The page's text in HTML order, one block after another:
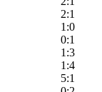
2:1
1:0
0:1
1:3
1:4
5:1